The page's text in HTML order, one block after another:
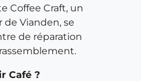
Coffee Craft, un
Vianden, se
de réparation
Café ?